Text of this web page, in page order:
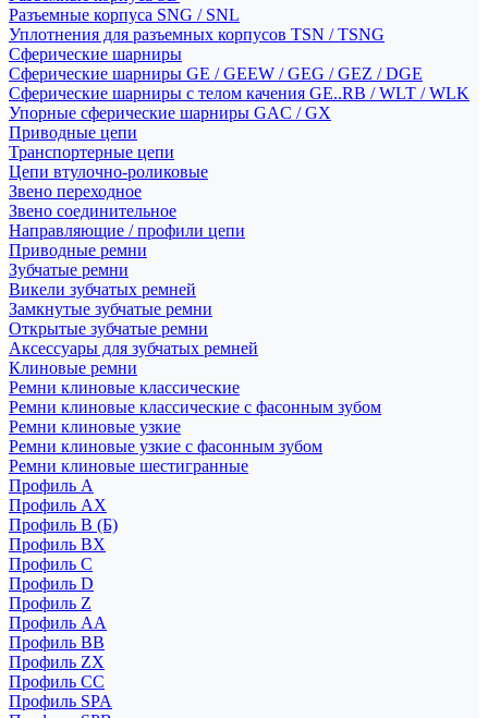
Разъемные корпуса SNG / SNL
Уплотнения для разъемных корпусов TSN / TSNG
Сферические шарниры
Сферические шарниры GE / GEEW / GEG / GEZ / DGE
Сферические шарниры с телом качения GE..RB / WLT / WLK
Упорные сферические шарниры GAC / GX
Приводные цепи
Транспортерные цепи
Цепи втулочно-роликовые
Звено переходное
Звено соединительное
Направляющие / профили цепи
Приводные ремни
Зубчатые ремни
Викели зубчатых ремней
Замкнутые зубчатые ремни
Открытые зубчатые ремни
Аксессуары для зубчатых ремней
Клиновые ремни
Ремни клиновые классические
Ремни клиновые классические с фасонным зубом
Ремни клиновые узкие
Ремни клиновые узкие с фасонным зубом
Ремни клиновые шестигранные
Профиль A
Профиль AX
Профиль B (Б)
Профиль BX
Профиль C
Профиль D
Профиль Z
Профиль АА
Профиль BB
Профиль ZX
Профиль CC
Профиль SPA